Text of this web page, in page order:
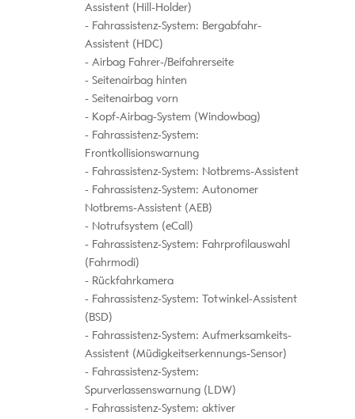
Assistent (Hill-Holder)
Fahrassistenz-System: Bergabfahr-
Assistent (HDC)
Airbag Fahrer-/Beifahrerseite
Seitenairbag hinten
Seitenairbag vorn
Kopf-Airbag-System (Windowbag)
Fahrassistenz-System:
Frontkollisionswarnung
Fahrassistenz-System: Notbrems-Assistent
Fahrassistenz-System: Autonomer
Notbrems-Assistent (AEB)
Notrufsystem (eCall)
Fahrassistenz-System: Fahrprofilauswahl
(Fahrmodi)
Rückfahrkamera
Fahrassistenz-System: Totwinkel-Assistent
(BSD)
Fahrassistenz-System: Aufmerksamkeits-
Assistent (Müdigkeitserkennungs-Sensor)
Fahrassistenz-System:
Spurverlassenswarnung (LDW)
Fahrassistenz-System: aktiver